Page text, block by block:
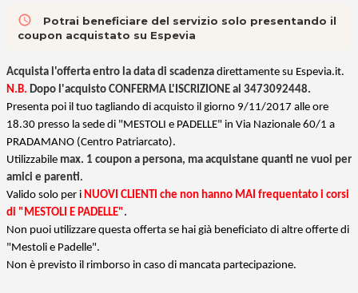
access_time
Potrai beneficiare del servizio solo presentando il
coupon acquistato su Espevia
Acquista l'offerta entro la data di scadenza direttamente su Espevia.it.
N.B. Dopo l'acquisto CONFERMA L'ISCRIZIONE al 3473092448.
Presenta poi il tuo tagliando di acquisto il giorno 9/11/2017 alle ore
18.30 presso la sede di "MESTOLI e PADELLE" in Via Nazionale 60/1 a
PRADAMANO (Centro Patriarcato).
Utilizzabile max. 1 coupon a persona, ma acquistane quanti ne vuoi per
amici e parenti.
Valido solo per i NUOVI CLIENTI che non hanno MAI frequentato i corsi
di "MESTOLI E PADELLE".
Non puoi utilizzare questa offerta se hai già beneficiato di altre offerte di
"Mestoli e Padelle".
Non è previsto il rimborso in caso di mancata partecipazione.